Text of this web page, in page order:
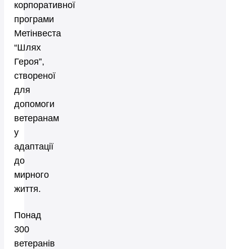
корпоративної
програми
Метінвеста
“Шлях
Героя”,
створеної
для
допомоги
ветеранам
у
адаптації
до
мирного
життя.
Понад
300
ветеранів